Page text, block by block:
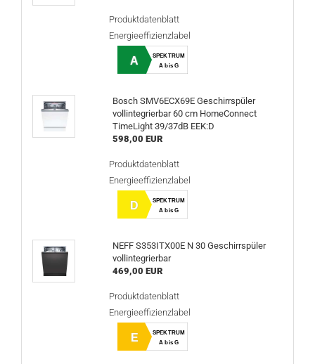
Produktdatenblatt
Energieeffizienzlabel
A
SPEKTRUM
A bis G
Bosch SMV6ECX69E Geschirrspüler
vollintegrierbar 60 cm HomeConnect
TimeLight 39/37dB EEK:D
598,00 EUR
Produktdatenblatt
Energieeffizienzlabel
D
SPEKTRUM
A bis G
NEFF S353ITX00E N 30 Geschirrspüler
vollintegrierbar
469,00 EUR
Produktdatenblatt
Energieeffizienzlabel
E
SPEKTRUM
A bis G